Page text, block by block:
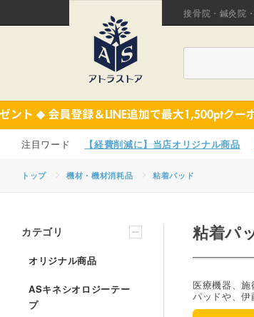
接骨院・鍼灸院
【経費削減に】当店オリジナル商品
トップ 機材・機材消耗品 粘着パッド
粘着パ
医療機器、
パッドや、伊
カテゴリ
オリジナル商品
ASキネシオロジーテー
プ